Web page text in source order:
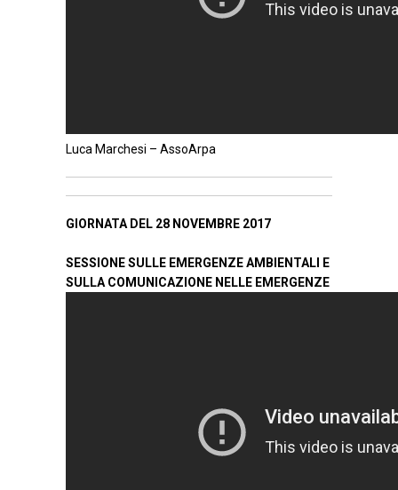
Luca Marchesi – AssoArpa
GIORNATA DEL 28 NOVEMBRE 2017
SESSIONE SULLE EMERGENZE AMBIENTALI E
SULLA COMUNICAZIONE NELLE EMERGENZE